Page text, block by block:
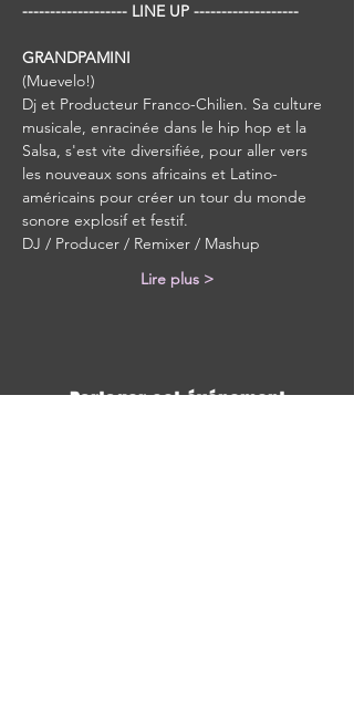
------------------- LINE UP -------------------
GRANDPAMINI
(Muevelo!)
Dj et Producteur Franco-Chilien. Sa culture
musicale, enracinée dans le hip hop et la
Salsa, s'est vite diversifiée, pour aller vers
les nouveaux sons africains et Latino-
américains pour créer un tour du monde
sonore explosif et festif.
DJ / Producer / Remixer / Mashup
Lire plus >
Partager cet événement